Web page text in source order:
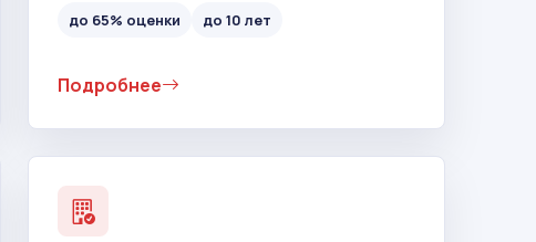
до 65% оценки до 10 лет
Подробнее